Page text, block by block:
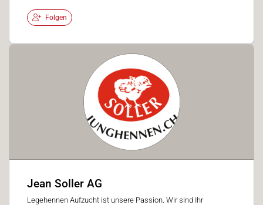
Folgen
Jean Soller AG
Legehennen Aufzucht ist unsere Passion. Wir sind Ihr